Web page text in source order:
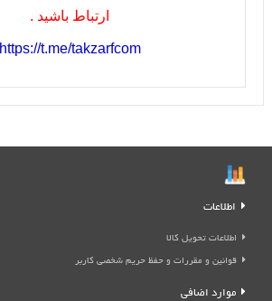
ارتباط باشيد .
https://t.me/takzarfcom
اطلاعات
اطلاعات تحویل کالا
قوانین و مقررات و حفظ حریم شخصی کاربر
موارد اضافی